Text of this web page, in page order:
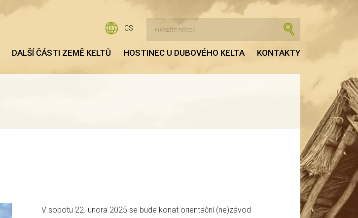
CS
DALŠÍ ČÁSTI ZEMĚ KELTŮ HOSTINEC U DUBOVÉHO KELTA KONTAKTY
V sobotu 22. února 2025 se bude konat orientační (ne)závod